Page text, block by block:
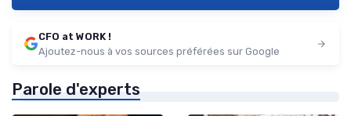
CFO at WORK !
Ajoutez-nous à vos sources préférées sur Google
Parole d'experts